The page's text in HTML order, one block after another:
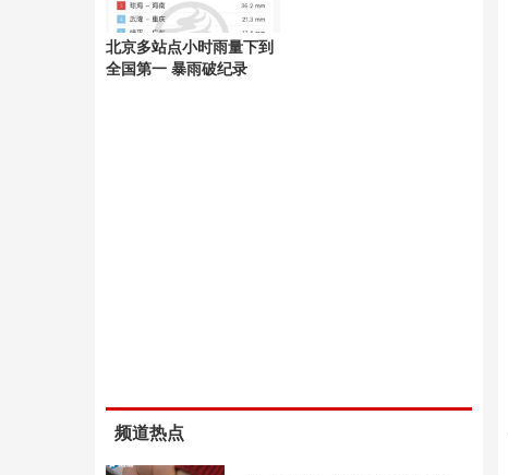
北京多站点小时雨量下到
全国第一 暴雨破纪录
频道热点